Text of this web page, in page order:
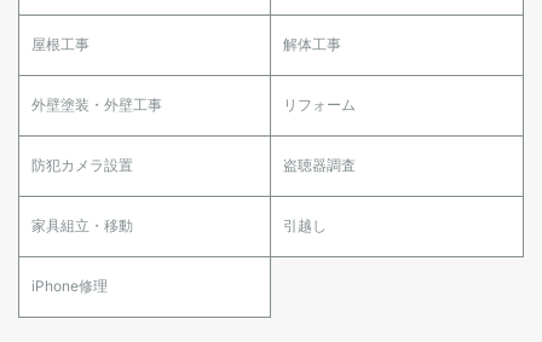
屋根工事 解体工事
外壁塗装・外壁工事 リフォーム
防犯カメラ設置 盗聴器調査
家具組立・移動 引越し
iPhone修理